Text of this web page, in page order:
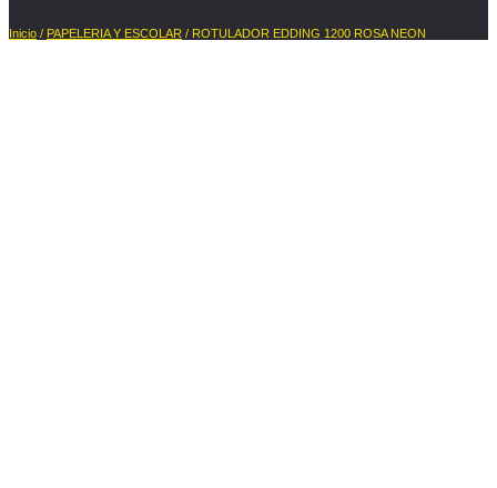
Inicio / PAPELERIA Y ESCOLAR / ROTULADOR EDDING 1200 ROSA NEON